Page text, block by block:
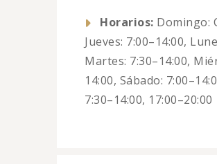
Horarios: Domingo:
Jueves: 7:00–14:00,
Martes: 7:30–14:00,
14:00, Sábado:
7:30–14:00, 17:00–20:00